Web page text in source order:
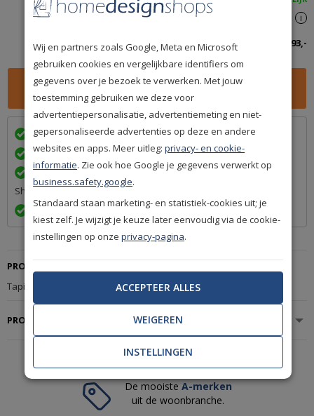
Spaar 193premium punten i
Totaalbedrag inclusief btw: 193,-
Wij bezorgen in
met
Achteraf betalen na levering is mogelijk
Een betrouwbare levering door ons lidmaatschap van Q-
Shops
Exact volgens afspraak en met Track & Trace informatie
PRODUCTBESCHRIJVING
Tapijt Nouwens-Bogaers Flair 29975
PRODUCTSPECIFICATIES
De mooisteA-merken
uit de woonbranche.
Wij en partners zoals Google, Meta en Microsoft
gebruiken cookies en vergelijkbare identifiers om
gegevens over je bezoek te verwerken. Met jouw
toestemming gebruiken we deze voor
advertentiepersonalisatie, advertentiemeting en niet-
gepersonaliseerde advertenties op deze en andere
websites en apps. Meer uitleg:privacy- en cookie-
informatie. Zie ook hoe Google je gegevens verwerkt op
business.safety.google.
Standaard staan marketing- en statistiek-cookies uit; je
kiest zelf. Je wijzigt je keuze later eenvoudig via de cookie-
instellingen op onzeprivacy-pagina.
ACCEPTEER ALLES
WEIGEREN
INSTELLINGEN